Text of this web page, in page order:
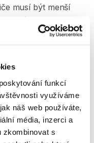
funkcí
využíváme
náš web používáte,
média, inzerci a
zkombinovat s
musí být menší
nosičů a váš